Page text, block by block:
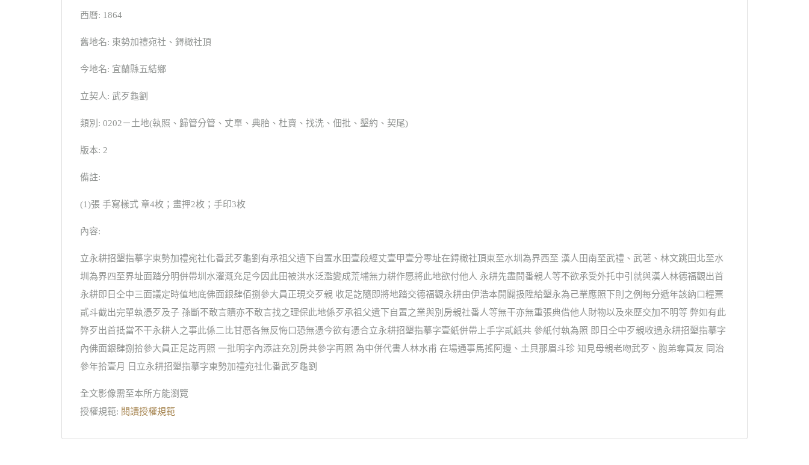
西曆: 1864
舊地名: 東勢加禮宛社、鍀橄社頂
今地名: 宜蘭縣五結鄉
立契人: 武歹龜劉
類別: 0202－土地(執照、歸管分管、丈單、典胎、杜賣、找洗、佃批、墾約、契尾)
版本: 2
備註:
(1)張 手寫樣式 章4枚；畫押2枚；手印3枚
內容:
立永耕招墾指摹字東勢加禮宛社化番武歹龜劉有承祖父遺下自置水田壹段經丈壹甲壹分零址在鍀橄社頂東至水圳為界西至 漢人田南至武禮、武荖、林文跳田北至水
圳為界四至界址面踏分明併帶圳水灌溉充足今因此田被洪水泛濫變成荒埔無力耕作愿將此地欲付他人 永耕先盡問番親人等不欲承受外托中引就與漢人林德福觀出首
永耕即日仝中三面議定時值地底佛面銀肆佰捌參大員正現交歹親 收足訖隨即將地踏交德福觀永耕由伊浩本開闢扱陞給墾永為己業應照下則之例每分遞年該納口糧票
貳斗截出完單執憑歹及子 孫斷不敢言贖亦不敢言找之理保此地係歹承祖父遺下自置之業與別房親社番人等無干亦無重張典借他人財物以及來歷交加不明等 弊如有此
弊歹出首抵當不干永耕人之事此係二比甘愿各無反悔口恐無憑今欲有憑合立永耕招墾指摹字壹紙併帶上手字貳紙共 參紙付執為照 即日仝中歹親收過永耕招墾指摹字
內佛面銀肆捌拾參大員正足訖再照 一批明字內添註充別房共參字再照 為中併代書人林水甫 在場通事馬搖阿邊、土貝那眉斗珍 知見母親老吻武歹、胞弟奪買友 同治
參年拾壹月 日立永耕招墾指摹字東勢加禮宛社化番武歹龜劉
全文影像需至本所方能瀏覽
授權規範: 閱讀授權規範